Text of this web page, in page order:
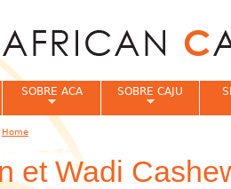
et Wadi
SOBRE ACA SOBRE CAJU
You are here
Home